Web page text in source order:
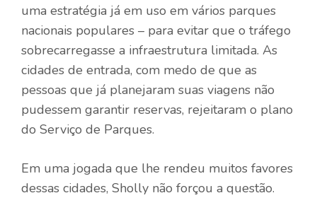
uma estratégia já em uso em vários parques
nacionais populares – para evitar que o tráfego
sobrecarregasse a infraestrutura limitada. As
cidades de entrada, com medo de que as
pessoas que já planejaram suas viagens não
pudessem garantir reservas, rejeitaram o plano
do Serviço de Parques.
Em uma jogada que lhe rendeu muitos favores
dessas cidades, Sholly não forçou a questão.